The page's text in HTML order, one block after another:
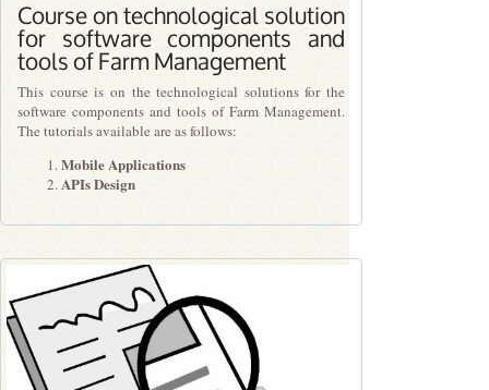
Course on technological solution
for software components and
tools of Farm Management
This course is on the technological solutions for the
software components and tools of Farm Management.
The tutorials available are as follows:
Mobile Applications
APIs Design